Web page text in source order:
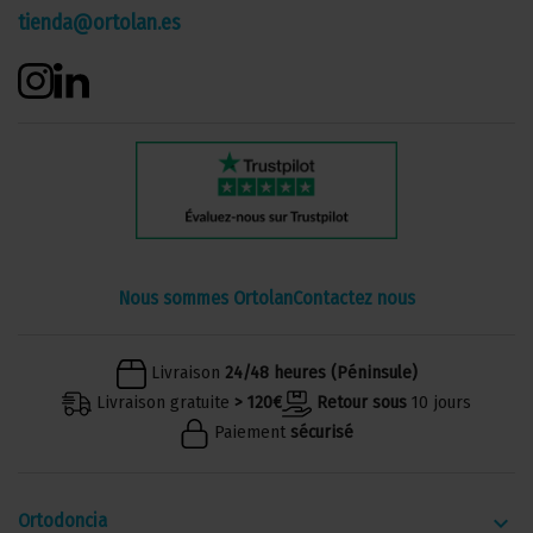
tienda@ortolan.es
Nous sommes OrtolanContactez nous
Livraison 24/48 heures (Péninsule)
Livraison gratuite > 120€ Retour sous 10 jours
Paiement sécurisé
Ortodoncia keyboard_arrow_down